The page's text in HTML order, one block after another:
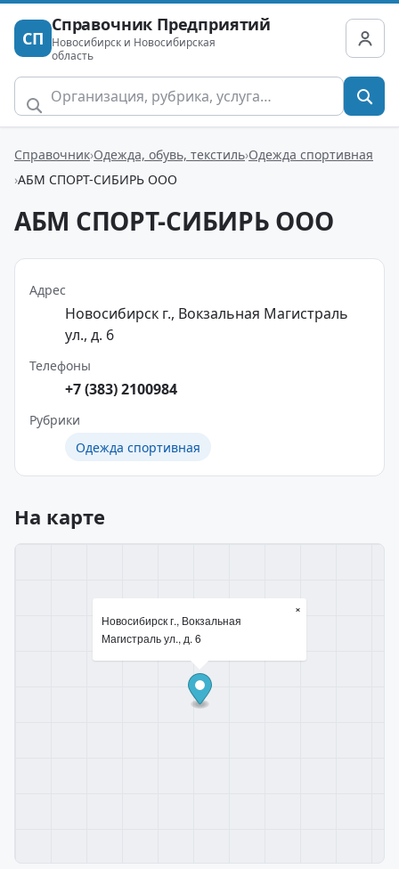
СП
Справочник Предприятий
Новосибирск и Новосибирская
область
Справочник Одежда, обувь, текстиль Одежда спортивная
АБМ СПОРТ-СИБИРЬ ООО
АБМ СПОРТ-СИБИРЬ ООО
Адрес
Новосибирск г., Вокзальная Магистраль
ул., д. 6
Телефоны
+7 (383) 2100984
Рубрики
Одежда спортивная
На карте
Новосибирск г., Вокзальная
Магистраль ул., д. 6
×